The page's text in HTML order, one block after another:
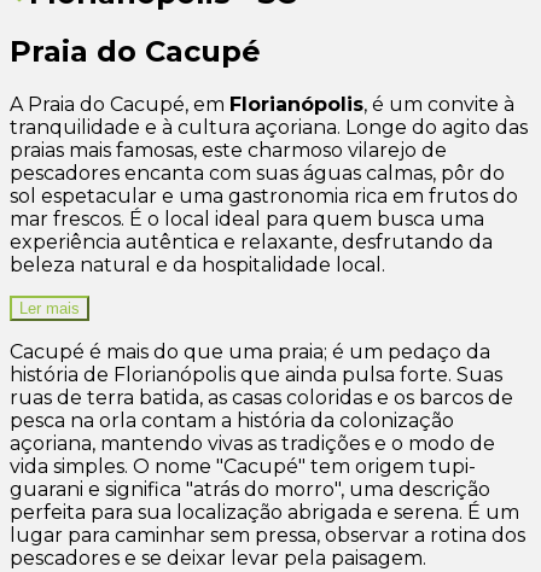
Praia do Cacupé
A Praia do Cacupé, em Florianópolis, é um convite à
tranquilidade e à cultura açoriana. Longe do agito das
praias mais famosas, este charmoso vilarejo de
pescadores encanta com suas águas calmas, pôr do
sol espetacular e uma gastronomia rica em frutos do
mar frescos. É o local ideal para quem busca uma
experiência autêntica e relaxante, desfrutando da
beleza natural e da hospitalidade local.
Ler mais
Cacupé é mais do que uma praia; é um pedaço da
história de Florianópolis que ainda pulsa forte. Suas
ruas de terra batida, as casas coloridas e os barcos de
pesca na orla contam a história da colonização
açoriana, mantendo vivas as tradições e o modo de
vida simples. O nome "Cacupé" tem origem tupi-
guarani e significa "atrás do morro", uma descrição
perfeita para sua localização abrigada e serena. É um
lugar para caminhar sem pressa, observar a rotina dos
pescadores e se deixar levar pela paisagem.